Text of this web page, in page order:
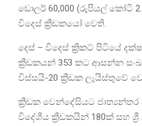
ඩොලර් 60,000 (රුපියල් කෝටි
විදෙස් ක්‍රීඩකයෝ වෙති.
දෙස් – විදෙස් ක්‍රිකට් පිටියේ
ක්‍රීඩකයන් 353 කට ආසන්න
විස්සයි-20 ක්‍රීඩක ලැයිස්තුවේ
ක්‍රීඩක වෙන්දේසියට ජාත්‍යන්තර
විදේශීය ක්‍රීඩකයින් 180ක් සහ ශ්‍රී